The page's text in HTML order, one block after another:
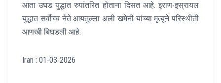
आता उघड युद्धात रुपांतरित होताना दिसत आहे. इराण-इस्रायल
युद्धात सर्वोच्च नेते आयतुल्ला अली खमेनी यांच्या मृत्यूने परिस्थीती
आणखी बिघडली आहे.
Iran : 01-03-2026